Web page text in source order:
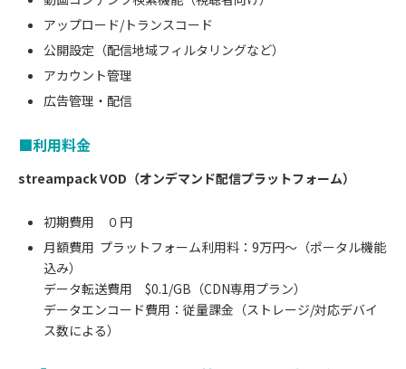
アップロード/トランスコード
公開設定（配信地域フィルタリングなど）
アカウント管理
広告管理・配信
■利用料金
streampack VOD（オンデマンド配信プラットフォーム）
初期費用 ０円
月額費用 プラットフォーム利用料：9万円〜（ポータル機能
込み）
データ転送費用 $0.1/GB（CDN専用プラン）
データエンコード費用：従量課金（ストレージ/対応デバイ
ス数による）